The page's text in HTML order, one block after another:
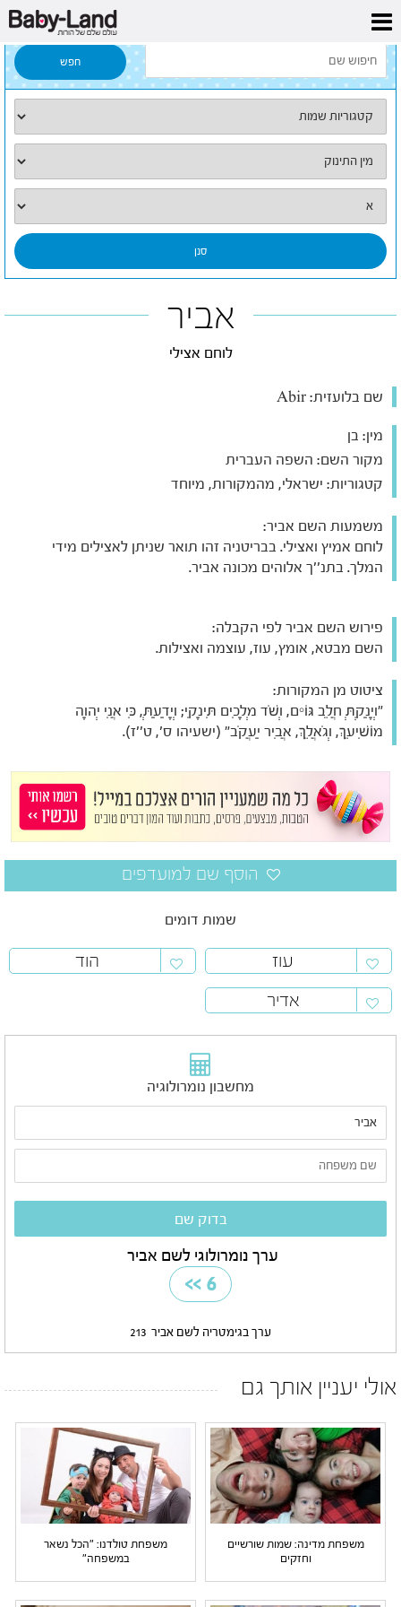
דף הבית
אביר
לוחם אצילי
שם בלועזית:
מין: בן
מקור השם: השפה העברית
קטגוריות: ישראלי, מהמקורות, מיוחד
משמעות השם אביר:
לוחם אמיץ ואצילי. בבריטניה זהו תואר שניתן לאצילים מידי
המלך. בתנ''ך אלוהים מכונה אביר.
פירוש השם אביר לפי הקבלה:
השם מבטא, אומץ, עוז, עוצמה ואצילות.
ציטוט מן המקורות:
"וְיָנַקְתְּ חֲלֵב גּוֹיִם, וְשֹׁד מְלָכִים תִּינָקִי; וְיָדַעַתְּ, כִּי אֲנִי יְהוָה
מוֹשִׁיעֵךְ, וְגֹאֲלֵךְ, אֲבִיר יַעֲקֹב" (ישעיהו ס', ט''ז).
שמות דומים
עוז
הוד
אדיר
מחשבון נומרולוגיה
ערך נומרולוגי לשם אביר
6
>>
ערך בגימטריה לשם אביר 213
אולי יעניין אותך גם
משפחת מדינה: שמות שורשיים
וחזקים
משפחת טולדנו: "הכל נשאר
במשפחה"